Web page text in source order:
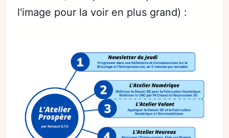
l'image pour la voir en plus grand) :